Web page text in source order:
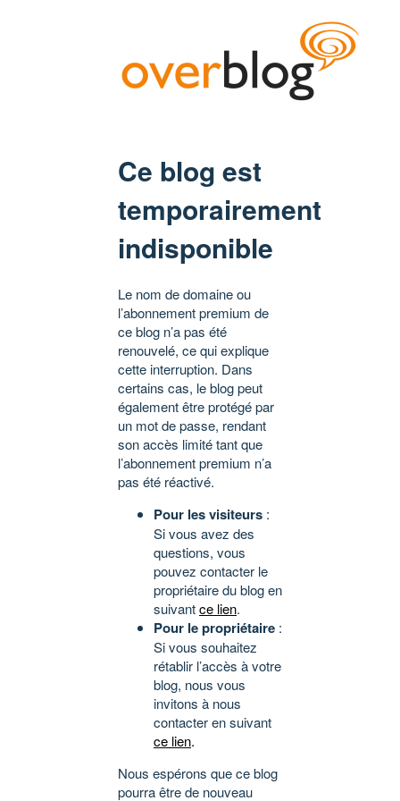
Ce blog est
temporairement
indisponible
Le nom de domaine ou
l’abonnement premium de
ce blog n’a pas été
renouvelé, ce qui explique
cette interruption. Dans
certains cas, le blog peut
également être protégé par
un mot de passe, rendant
son accès limité tant que
l’abonnement premium n’a
pas été réactivé.
Pour les visiteurs :
Si vous avez des
questions, vous
pouvez contacter le
propriétaire du blog en
suivantce lien.
Pour le propriétaire :
Si vous souhaitez
rétablir l’accès à votre
blog, nous vous
invitons à nous
contacter en suivant
ce lien.
Nous espérons que ce blog
pourra être de nouveau